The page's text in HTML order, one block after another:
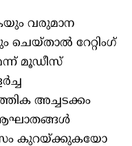
വരുമാന
റേറ്റിംഗ്
മൂഡീസ്
അച്ചടക്കം
കുറയ്ക്കുകയോ